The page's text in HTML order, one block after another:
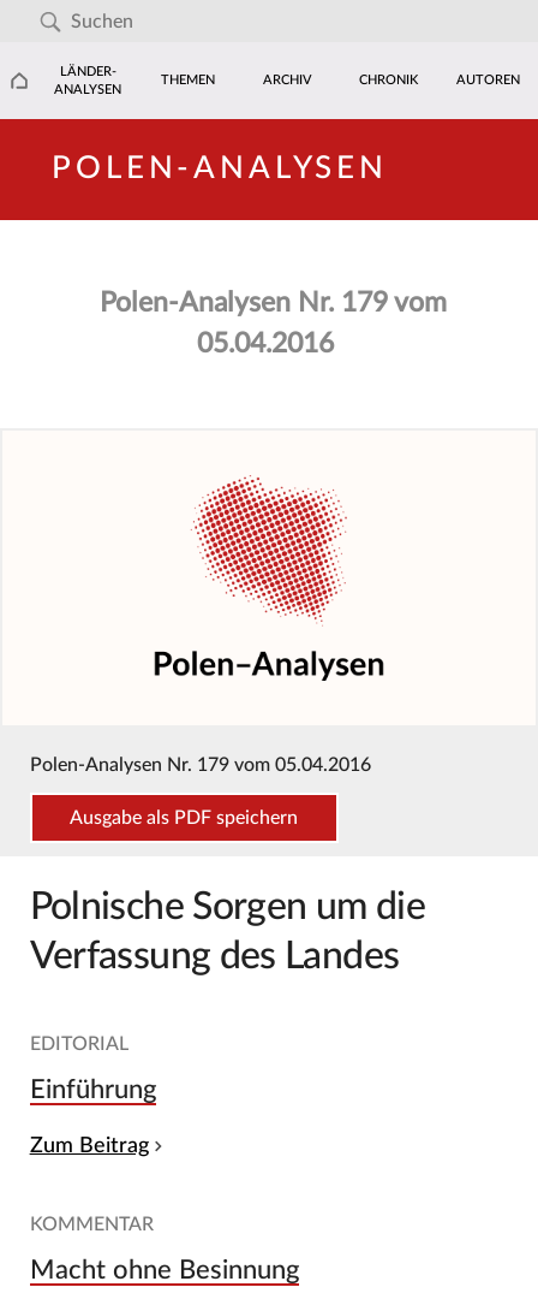
LÄNDER-
ANALYSEN
THEMEN ARCHIV CHRONIK AUTOREN
POLEN-ANALYSEN
Polen-Analysen Nr. 179 vom
05.04.2016
Polen-Analysen Nr. 179 vom 05.04.2016
Ausgabe als PDF speichern
Polnische Sorgen um die
Verfassung des Landes
EDITORIAL
Einführung
Zum Beitrag
KOMMENTAR
Macht ohne Besinnung